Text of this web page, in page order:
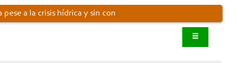
a la crisis hídrica y sin con